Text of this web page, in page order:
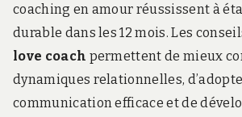
coaching en amour réussissent à
durable dans les 12 mois. Les
love coach permettent de mieux
dynamiques relationnelles,
communication efficace et de